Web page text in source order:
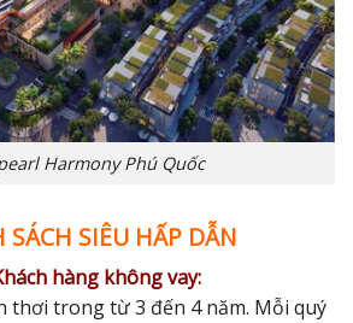
Harmony Phú Quốc
SÁCH SIÊU HẤP DẪN
hàng không vay:
thơi trong từ 3 đến 4 năm. Mỗi quý